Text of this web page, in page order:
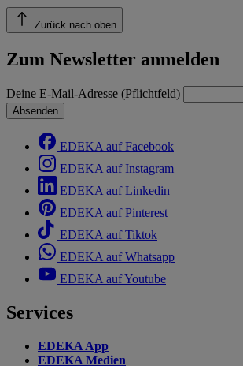
Zurück nach oben
Zum Newsletter anmelden
Deine E-Mail-Adresse (Pflichtfeld)
Absenden
EDEKA auf Facebook
EDEKA auf Instagram
EDEKA auf Linkedin
EDEKA auf Pinterest
EDEKA auf Tiktok
EDEKA auf Whatsapp
EDEKA auf Youtube
Services
EDEKA App
EDEKA Medien